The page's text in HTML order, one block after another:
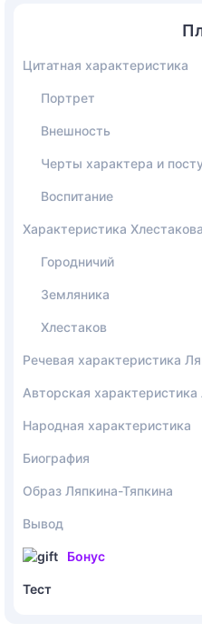
Цитатная характеристика
Портрет
Внешность
Черты характера и
Воспитание
Характеристика
Городничий
Земляника
Хлестаков
Речевая характеристика
Авторская характеристика
Народная характеристика
Биография
Образ Ляпкина-Тяпкина
Вывод
Бонус
Тест